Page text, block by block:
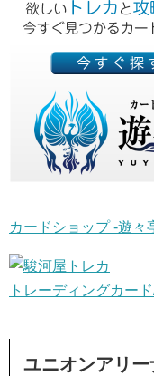
カードショップ -遊々
トレーディングカー
ユニオンアリ